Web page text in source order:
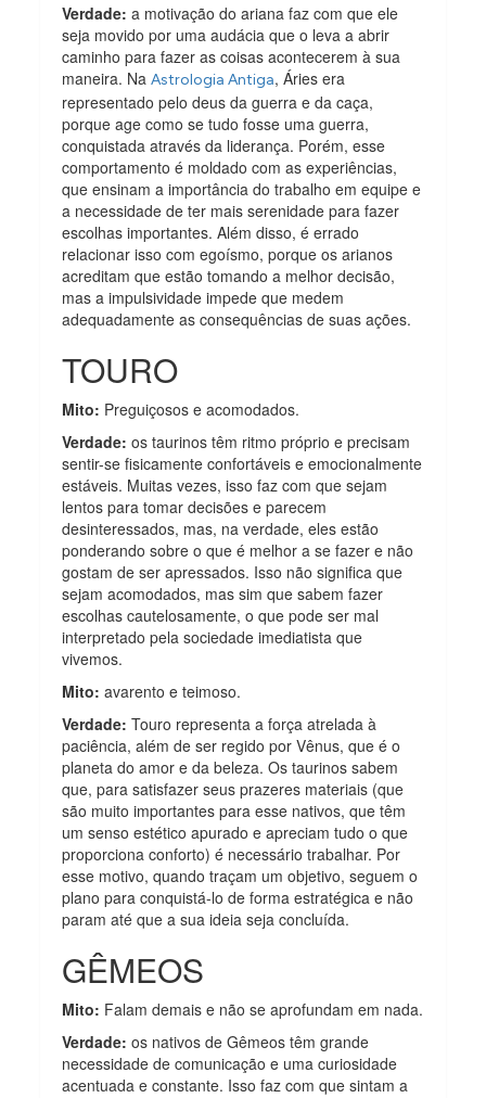
Verdade: a motivação do ariana faz com que ele
seja movido por uma audácia que o leva a abrir
caminho para fazer as coisas acontecerem à sua
maneira. NaAstrologia Antiga, Áries era
representado pelo deus da guerra e da caça,
porque age como se tudo fosse uma guerra,
conquistada através da liderança. Porém, esse
comportamento é moldado com as experiências,
que ensinam a importância do trabalho em equipe e
a necessidade de ter mais serenidade para fazer
escolhas importantes. Além disso, é errado
relacionar isso com egoísmo, porque os arianos
acreditam que estão tomando a melhor decisão,
mas a impulsividade impede que medem
adequadamente as consequências de suas ações.
TOURO
Mito: Preguiçosos e acomodados.
Verdade: os taurinos têm ritmo próprio e precisam
sentir-se fisicamente confortáveis e emocionalmente
estáveis. Muitas vezes, isso faz com que sejam
lentos para tomar decisões e parecem
desinteressados, mas, na verdade, eles estão
ponderando sobre o que é melhor a se fazer e não
gostam de ser apressados. Isso não significa que
sejam acomodados, mas sim que sabem fazer
escolhas cautelosamente, o que pode ser mal
interpretado pela sociedade imediatista que
vivemos.
Mito: avarento e teimoso.
Verdade: Touro representa a força atrelada à
paciência, além de ser regido por Vênus, que é o
planeta do amor e da beleza. Os taurinos sabem
que, para satisfazer seus prazeres materiais (que
são muito importantes para esse nativos, que têm
um senso estético apurado e apreciam tudo o que
proporciona conforto) é necessário trabalhar. Por
esse motivo, quando traçam um objetivo, seguem o
plano para conquistá-lo de forma estratégica e não
param até que a sua ideia seja concluída.
GÊMEOS
Mito: Falam demais e não se aprofundam em nada.
Verdade: os nativos de Gêmeos têm grande
necessidade de comunicação e uma curiosidade
acentuada e constante. Isso faz com que sintam a